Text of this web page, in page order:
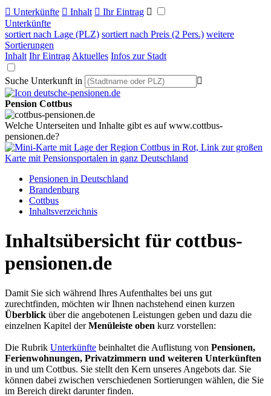
 Unterkünfte  Inhalt  Ihr Eintrag 
Unterkünfte
sortiert nach Lage (PLZ) sortiert nach Preis (2 Pers.) weitere
Sortierungen
Inhalt Ihr Eintrag Aktuelles Infos zur Stadt
Suche Unterkunft in 
Pension Cottbus
Welche Unterseiten und Inhalte gibt es auf www.cottbus-
pensionen.de?
Pensionen in Deutschland
Brandenburg
Cottbus
Inhaltsverzeichnis
Inhaltsübersicht für cottbus-
pensionen.de
Damit Sie sich während Ihres Aufenthaltes bei uns gut
zurechtfinden, möchten wir Ihnen nachstehend einen kurzen
Überblick über die angebotenen Leistungen geben und dazu die
einzelnen Kapitel derMenüleiste oben kurz vorstellen:
Die Rubrik Unterkünfte beinhaltet die Auflistung von Pensionen,
Ferienwohnungen, Privatzimmern und weiteren Unterkünften
in und um Cottbus. Sie stellt den Kern unseres Angebots dar. Sie
können dabei zwischen verschiedenen Sortierungen wählen, die Sie
im Bereich direkt darunter finden.